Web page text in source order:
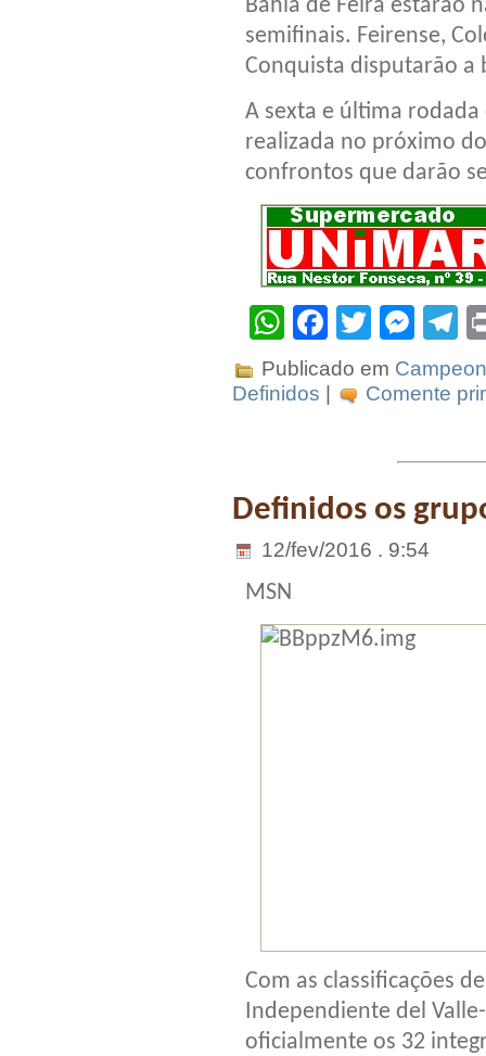
Bahia de Feira estarão
semifinais. Feirense,
Conquista disputarão
A sexta e última
realizada no próximo
confrontos que darão
WhatsApp
Facebook
Twitter
Publicado em
Definidos
Comente
Definidos os
12/fev/2016 . 9:54
MSN
Com as classificações
Independiente del
oficialmente os 32